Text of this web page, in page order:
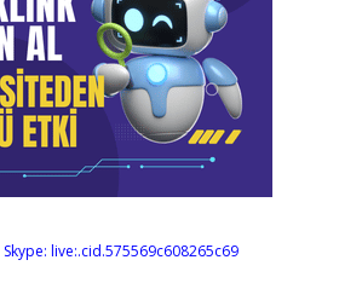
Skype: live:.cid.575569c608265c69